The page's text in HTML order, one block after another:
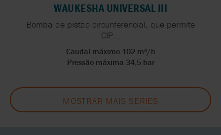
WAUKESHA UNIVERSAL III
Bomba de pistão circunferencial, que permite
CIP...
Caudal máximo 102 m³/h
Pressão máxima 34,5 bar
MOSTRAR MAIS SERIES